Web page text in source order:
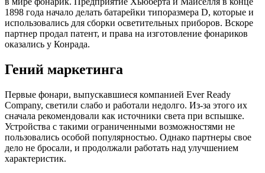
1898 года начало делать батарейки типоразмера D, которые и
использовались для сборки осветительных приборов. Вскоре
партнер продал патент, и права на изготовление фонариков
оказались у Конрада.
Гений маркетинга
Первые фонари, выпускавшиеся компанией Ever Ready
Company, светили слабо и работали недолго. Из-за этого их
сначала рекомендовали как источники света при вспышке.
Устройства с такими ограниченными возможностями не
пользовались особой популярностью. Однако партнеры свое
дело не бросали, и продолжали работать над улучшением
характеристик.